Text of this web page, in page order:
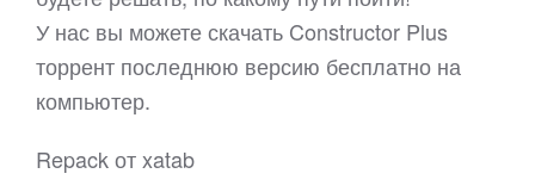
У нас вы можете скачать Constructor Plus
торрент последнюю версию бесплатно на
компьютер.
Repack от xatab